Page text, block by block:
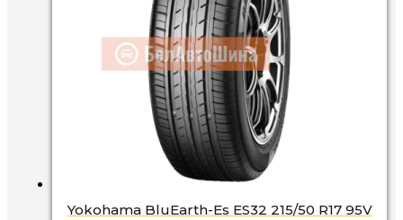
Yokohama BluEarth-Es ES32 215/50 R17 95V